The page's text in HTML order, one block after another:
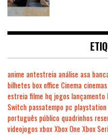
anime antestreia análise asa
bilhetes box office Cinema cinemas
estreia filme hq jogos lançamento
Switch passatempo pc playstation
português público quadrinhos
videojogosxboxXbox One Xbox